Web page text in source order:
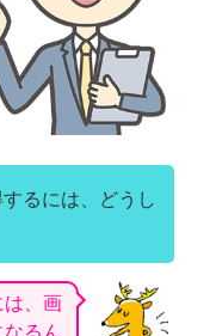
るには、どうし
は、画
るん